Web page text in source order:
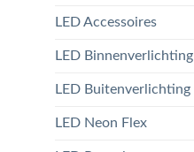
LED Accessoires
LED Binnenverlichting
LED Buitenverlichting
LED Neon Flex